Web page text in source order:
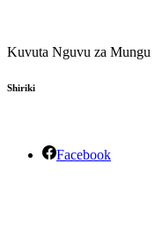
Kuvuta Nguvu za Mungu
Shiriki
Facebook